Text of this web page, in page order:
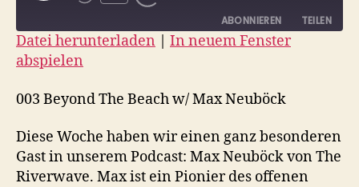
ABONNIEREN TEILEN
TEILEN
LINK
EMBED
Datei herunterladen
In neuem Fenster
abspielen
003 Beyond The Beach w/ Max Neuböck
Diese Woche haben wir einen ganz besonderen
Gast in unserem Podcast: Max Neuböck von The
Riverwave. Max ist ein Pionier des offenen